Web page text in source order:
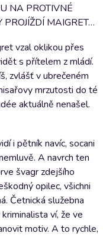
NA PROTIVNÉ
PROJÍŽDÍ MAIGRET…
vzal oklikou přes
s přítelem z mládí.
zvlášť v ubrečeném
mrzutosti do té
aktuálně nenašel.
i pětník navíc, socani
A navrch ten
švagr zdejšího
opilec, všichni
Četnická služebna
ví, že ve
motiv. A to rychle,